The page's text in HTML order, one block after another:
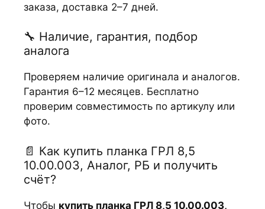
заказа, доставка 2–7 дней.
🔧 Наличие, гарантия, подбор
аналога
Проверяем наличие оригинала и аналогов.
Гарантия 6–12 месяцев. Бесплатно
проверим совместимость по артикулу или
фото.
📄 Как купить планка ГРЛ 8,5
10.00.003, Аналог, РБ и получить
счёт?
Чтобы купить планка ГРЛ 8,5 10.00.003,